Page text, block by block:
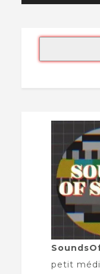
petit